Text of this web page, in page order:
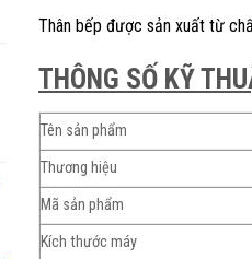
Thân bếp được sản xuất từ
THÔNG SỐ KỸ
Tên sản phẩm
Thương hiệu
Mã sản phẩm
Kích thước máy